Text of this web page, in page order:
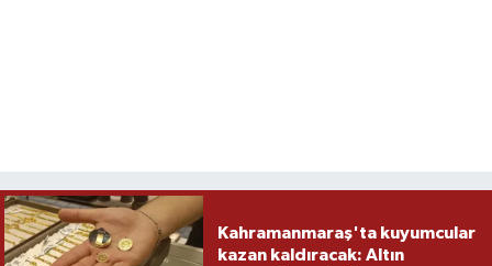
Kahramanmaraş'ta kuyumcular
kazan kaldıracak: Altın